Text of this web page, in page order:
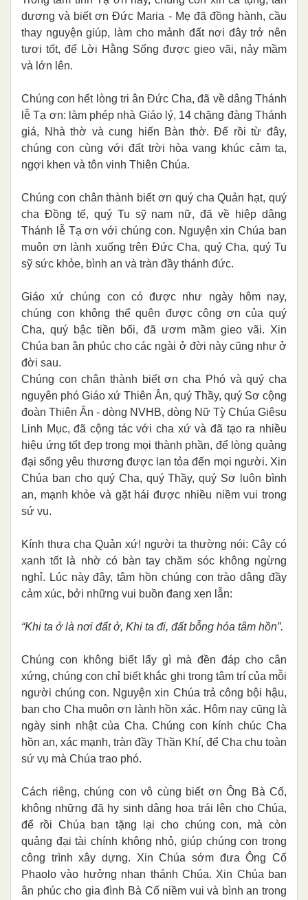
dương và biết ơn Đức Maria - Mẹ đã đồng hành, cầu
thay nguyện giúp, làm cho mảnh đất nơi đây trở nên
tươi tốt, để Lời Hằng Sống được gieo vãi, nảy mầm
và lớn lên.
Chúng con hết lòng tri ân Đức Cha, đã về dâng Thánh
lễ Tạ ơn: làm phép nhà Giáo lý, 14 chặng đàng Thánh
giá, Nhà thờ và cung hiến Bàn thờ. Để rồi từ đây,
chúng con cùng với đất trời hòa vang khúc cảm tạ,
ngợi khen và tôn vinh Thiên Chúa.
Chúng con chân thành biết ơn quý cha Quản hạt, quý
cha Đồng tế, quý Tu sỹ nam nữ, đã về hiệp dâng
Thánh lễ Tạ ơn với chúng con. Nguyện xin Chúa ban
muôn ơn lành xuống trên Đức Cha, quý Cha, quý Tu
sỹ sức khỏe, bình an và tràn đầy thánh đức.
Giáo xứ chúng con có được như ngày hôm nay,
chúng con không thể quên được công ơn của quý
Cha, quý bậc tiền bối, đã ươm mầm gieo vãi. Xin
Chúa ban ân phúc cho các ngài ở đời này cũng như ở
đời sau.
Chúng con chân thành biết ơn cha Phó và quý cha
nguyên phó Giáo xứ Thiên Ân, quý Thầy, quý Sơ cộng
đoàn Thiên Ân - dòng NVHB, dòng Nữ Tỳ Chúa Giêsu
Linh Mục, đã cộng tác với cha xứ và đã tạo ra nhiều
hiệu ứng tốt đẹp trong mọi thành phần, để lòng quảng
đại sống yêu thương được lan tỏa đến mọi người. Xin
Chúa ban cho quý Cha, quý Thầy, quý Sơ luôn bình
an, mạnh khỏe và gặt hái được nhiều niềm vui trong
sứ vụ.
Kính thưa cha Quản xứ! người ta thường nói: Cây có
xanh tốt là nhờ có bàn tay chăm sóc không ngừng
nghỉ. Lúc này đây, tâm hồn chúng con trào dâng đầy
cảm xúc, bởi những vui buồn đang xen lẫn:
“Khi ta ở là nơi đất ở, Khi ta đi, đất bỗng hóa tâm hồn”.
Chúng con không biết lấy gì mà đền đáp cho cân
xứng, chúng con chỉ biết khắc ghi trong tâm trí của mỗi
người chúng con. Nguyện xin Chúa trả công bội hậu,
ban cho Cha muôn ơn lành hồn xác. Hôm nay cũng là
ngày sinh nhật của Cha. Chúng con kính chúc Cha
hồn an, xác mạnh, tràn đầy Thần Khí, để Cha chu toàn
sứ vụ mà Chúa trao phó.
Cách riêng, chúng con vô cùng biết ơn Ông Bà Cố,
không những đã hy sinh dâng hoa trái lên cho Chúa,
để rồi Chúa ban tặng lại cho chúng con, mà còn
quảng đại tài chính không nhỏ, giúp chúng con trong
công trình xây dựng. Xin Chúa sớm đưa Ông Cố
Phaolo vào hưởng nhan thánh Chúa. Xin Chúa ban
ân phúc cho gia đình Bà Cố niềm vui và bình an trong